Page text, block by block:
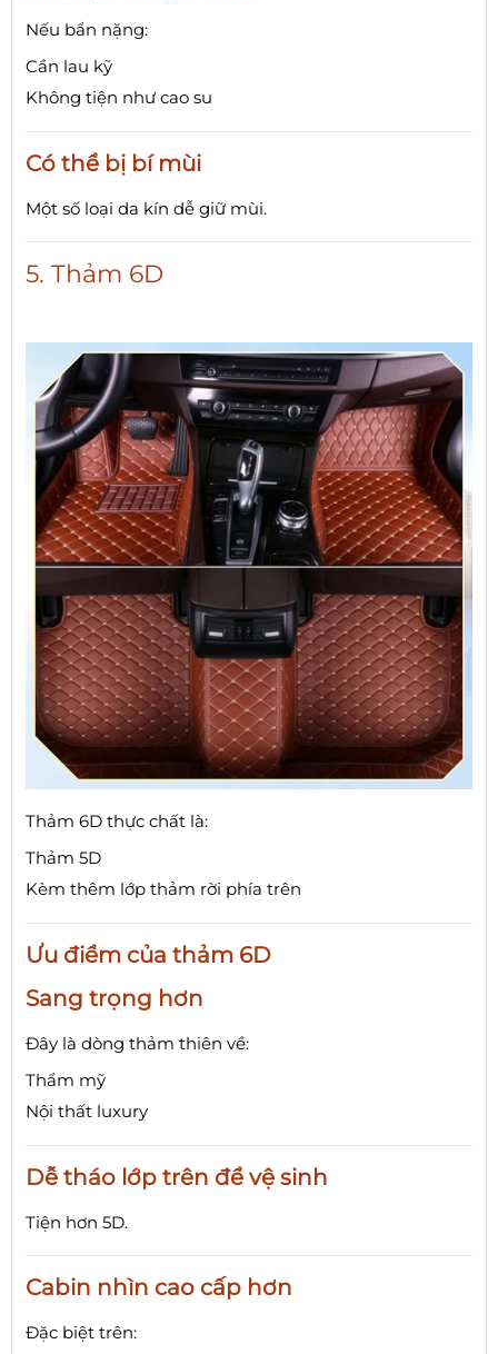
Nếu bẩn nặng:
Cần lau kỹ
Không tiện như cao su
Có thể bị bí mùi
Một số loại da kín dễ giữ mùi.
5. Thảm 6D
Thảm 6D thực chất là:
Thảm 5D
Kèm thêm lớp thảm rời phía trên
Ưu điểm của thảm 6D
Sang trọng hơn
Đây là dòng thảm thiên về:
Thẩm mỹ
Nội thất luxury
Dễ tháo lớp trên để vệ sinh
Tiện hơn 5D.
Cabin nhìn cao cấp hơn
Đặc biệt trên: